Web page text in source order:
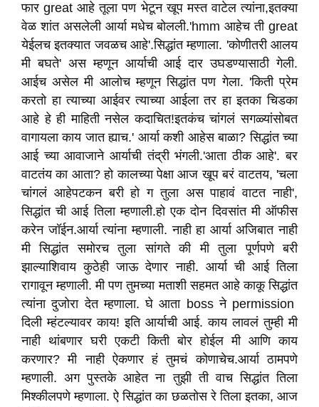
फार great आहे तूला पण भेटून खूप मस्त वाटेल त्यांना,इतक्या
वेळ शांत असलेली आर्या मधेच बोलली.'hmm आहेच ती great
येईलच इतक्यात जवळच आहे'.सिद्धांत म्हणाला. 'कोणीतरी आलय
मी बघते' अस म्हणून आर्याची आई दार उघडण्यासाठी गेली.
आईच असेल मी आलोच म्हणून सिद्धांत पण गेला. 'किती प्रेम
करतो हा त्याच्या आईवर त्याच्या आईला तर हा इतका चिडका
आहे हे ही माहिती नसेल कदाचित!इतकंच चांगलं सगळ्यांसोबत
वागायला काय जात ह्याच.' आर्या कशी आहेस बाळा? सिद्धांत च्या
आई च्या आवाजाने आर्याची तंद्री भंगली.'आता ठीक आहे'. बर
वाटतंय का आता? हो कालच्या पेक्षा आज खूप बरं वाटतय, 'चला
चांगलं आहेपटकन बरी हो ग तुला अस पाहावं वाटत नाही',
सिद्धांत ची आई तिला म्हणाली.हो एक दोन दिवसांत मी ऑफीस
करेन जॉईन.आर्या त्यांना म्हणाली. नाही हा आर्या अजिबात नाही
मी सिद्धांत समोरच तुला सांगते की मी तुला पूर्णपणे बरी
झाल्याशिवाय कुठेही जाऊ देणार नाही. आर्या ची आई तिला
रागावून म्हणाली. मी पण तुमच्या मताशी सहमत आहे काकू सिद्धांत
त्यांना दुजोरा देत म्हणाला. घे आता boss ने permission
दिली म्हंटल्यावर काय! इति आर्याची आई. काय लावलं तुम्ही मी
नाही थांबणार घरी एकटी किती बोर होईल मी आणि काय
करणार? मी नाही ऐकणार हं तुमचं कोणाचेच.आर्या ठामपणे
म्हणाली. अग पुस्तके आहेत ना तुझी ती वाच सिद्धांत तिला
मिश्कीलपणे म्हणाला. ऐ सिद्धांत का छळतोस रे तिला इतका, आज